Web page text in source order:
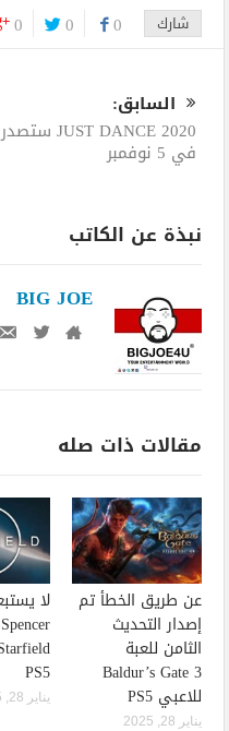
شارك 0
0
0
السابق:
JUST DANCE 2020 ستصدر
في 5 نوفمبر
نبذة عن الكاتب
BIG JOE
مقالات ذات صله
عن طريق الخطأ تم
إصدار التحديث
الثامن للعبة
Baldur’s Gate 3
للاعبي PS5
يناير 28, 2025
PS5
يناير 28, 2025